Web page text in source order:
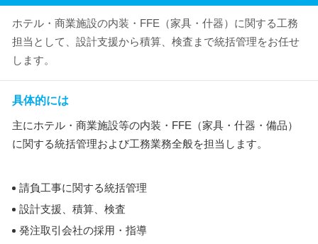
ホテル・商業施設の内装・FFE（家具・什器）に関する工務
担当として、設計支援から積算、検査まで統括管理をお任せ
します。
具体的には
主にホテル・商業施設等の内装・FFE（家具・什器・備品）
に関する統括管理および工務業務全般を担当します。
請負工事に関する統括管理
設計支援、積算、検査
発注取引会社の採用・指導